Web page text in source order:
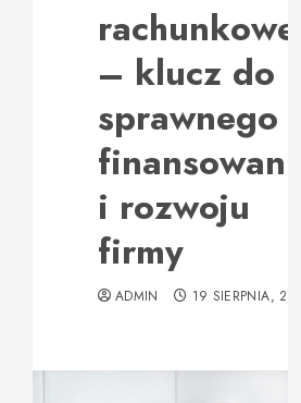
rachunkowe
– klucz do
sprawnego
finansowania
i rozwoju
firmy
ADMIN 19 SIERPNIA, 2025